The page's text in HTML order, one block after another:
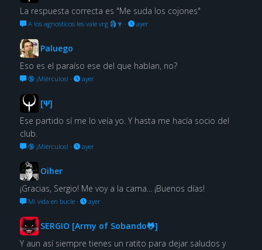
La respuesta correcta es "Me suda los cojones"
A los agnosticos les vale vrg 🗿🍷 · ayer
Paluego
Eso es el paraíso ese del que hablan, no?
🔞 ¡Miérculos! · ayer
[Ψ]
Ese partido sí me lo veía yo. Y hasta me hacía socio del
club.
🔞 ¡Miérculos! · ayer
Oiher
¡Gracias, Sergio! Me voy a la cama... ¡Buenos días!
Mi vida en bucle· ayer
SERGIO [Army of Sobando🐸]
Y aun así siempre tienes un ratito para dejar saludos y